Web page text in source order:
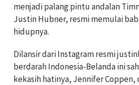
menjadi palang pintu andalan
Justin Hubner, resmi memulai
hidupnya.
Dilansir dari Instagram resmi
berdarah Indonesia-Belanda ini
kekasih hatinya, Jennifer Coppen,